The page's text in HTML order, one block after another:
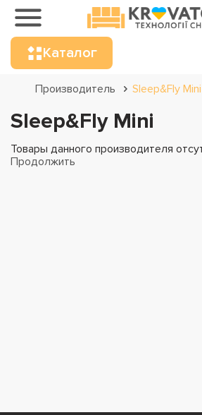
Каталог
Производитель Sleep&Fly Mini
Sleep&Fly Mini
Товары данного производителя
Продолжить